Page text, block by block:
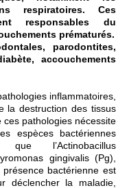
respiratoires. Ces
responsables du
prématurés.
parodontites,
accouchements
inflammatoires,
la destruction des tissus
pathologies nécessite
espèces bactériennes
l’Actinobacillus
gingivalis (Pg),
bactérienne est
déclencher la maladie,